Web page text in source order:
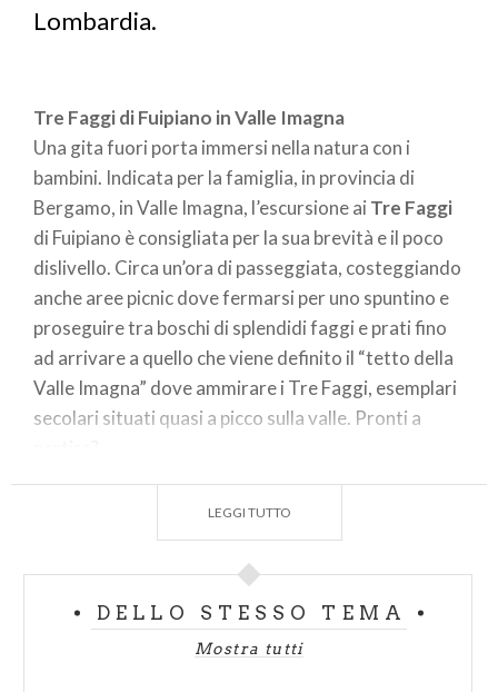
Lombardia.
Tre Faggi di Fuipiano in Valle Imagna
Una gita fuori porta immersi nella natura con i
bambini. Indicata per la famiglia, in provincia di
Bergamo, in Valle Imagna, l’escursione ai Tre Faggi
di Fuipiano è consigliata per la sua brevità e il poco
dislivello. Circa un’ora di passeggiata, costeggiando
anche aree picnic dove fermarsi per uno spuntino e
proseguire tra boschi di splendidi faggi e prati fino
ad arrivare a quello che viene definito il “tetto della
Valle Imagna” dove ammirare i Tre Faggi, esemplari
secolari situati quasi a picco sulla valle. Pronti a
Tra sculture e natura il sentiero delle espressioni
in Valle Intelvi
Con la bella stagione in arrivo, l’ideale è pensare a
delle passeggiate per tutta la famiglia. In provincia
Sentiero delle Espressioni in Valle
LEGGI TUTTO
DELLO STESSO TEMA
Mostra tutti